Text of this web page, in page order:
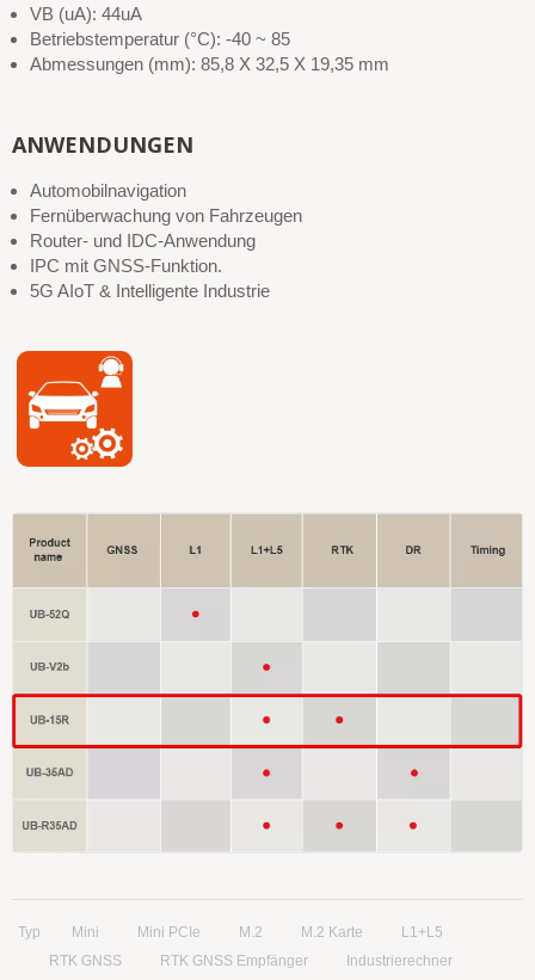
VB (uA): 44uA
Betriebstemperatur (°C): -40 ~ 85
Abmessungen (mm): 85,8 X 32,5 X 19,35 mm
ANWENDUNGEN
Automobilnavigation
Fernüberwachung von Fahrzeugen
Router- und IDC-Anwendung
IPC mit GNSS-Funktion.
5G AIoT & Intelligente Industrie
Typ Mini Mini PCIe M.2 M.2 Karte
L1+L5
RTK GNSS
RTK GNSS Empfänger
Industrierechner